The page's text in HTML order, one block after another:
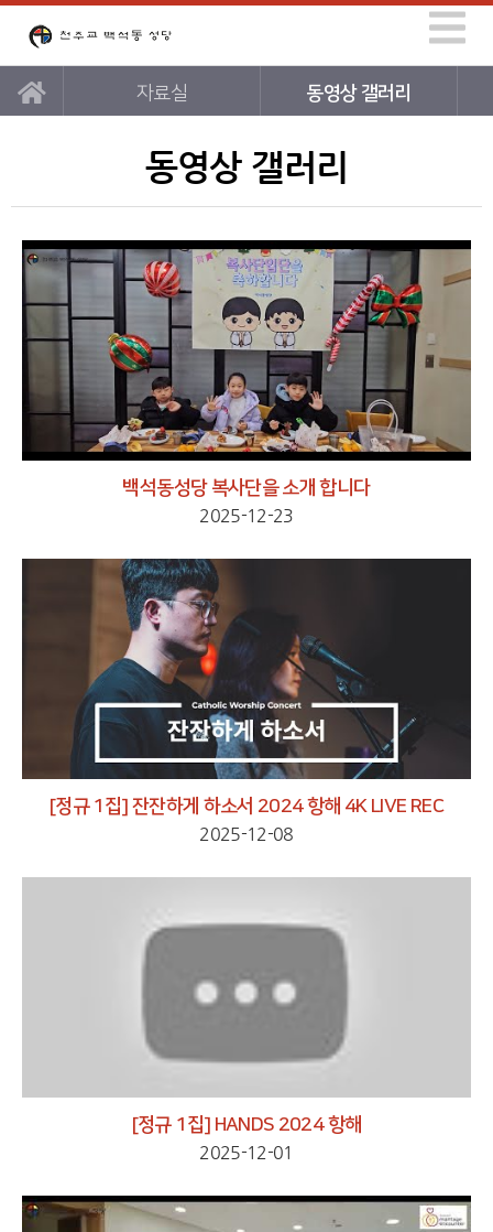
자료실 동영상 갤러리
동영상 갤러리
백석동성당 복사단을 소개 합니다
2025-12-23
[정규 1집] 잔잔하게 하소서 2024 항해 4K LIVE REC
2025-12-08
[정규 1집] HANDS 2024 항해
2025-12-01